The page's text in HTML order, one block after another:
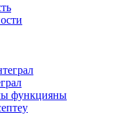
функцияны